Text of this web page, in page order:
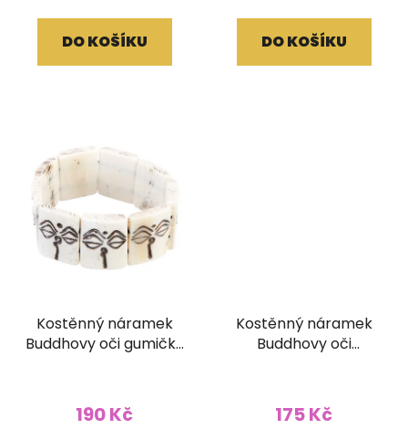
DO KOŠÍKU DO KOŠÍKU
Kostěnný náramek
Buddhovy oči gumičky
190 Kč
Kostěnný náramek
Buddhovy oči
175 Kč